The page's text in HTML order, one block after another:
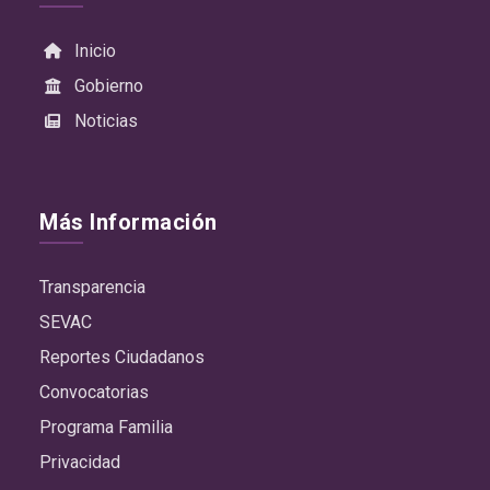
Inicio
Gobierno
Noticias
Más Información
Transparencia
SEVAC
Reportes Ciudadanos
Convocatorias
Programa Familia
Privacidad